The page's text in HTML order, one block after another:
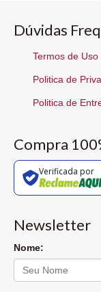
Dúvidas
Termos de Uso
Politica de
Politica de
Compra
Verificada por
Newsletter
Nome: